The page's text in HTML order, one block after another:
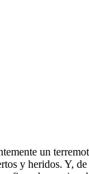
un
y heridos. Y,